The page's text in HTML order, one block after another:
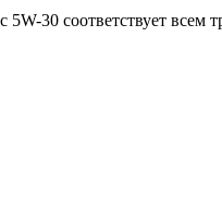
30 соответствует